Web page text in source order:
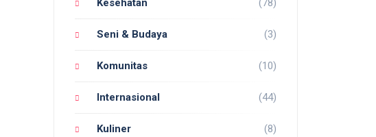
Kesehatan (78)
Seni & Budaya (3)
Komunitas (10)
Internasional (44)
Kuliner (8)